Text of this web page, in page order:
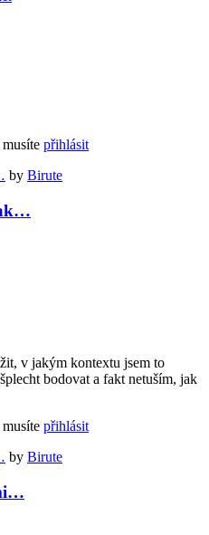
přihlásit
by Birute
v jakým kontextu jsem to
bodovat a fakt netuším, jak
přihlásit
by Birute